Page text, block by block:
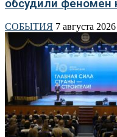
обсудили феномен
СОБЫТИЯ 7 августа 2026